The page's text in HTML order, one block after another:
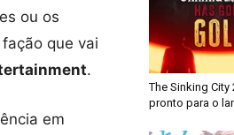
ou os
que vai
.
em
The Sinking City
pronto para o